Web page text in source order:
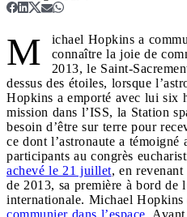
M ichael Hopkins a
connaître la joie de
2013, le Saint-
dessus des étoiles, lorsque
Hopkins a emporté avec lui six
mission dans l’ISS, la Station
besoin d’être sur terre pour
ce dont l’astronaute a témoigné
participants au congrès
achevé le 21 juillet, en
de 2013, sa première à bord de
internationale. Michael Hopkins
communier dans l’espace.